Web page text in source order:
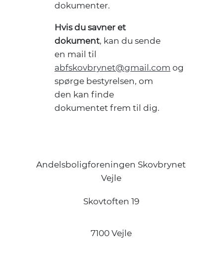
dokumenter.
Hvis du savner et
dokument, kan du sende
en mail til
abfskovbrynet@gmail.com og
spørge bestyrelsen, om
den kan finde
dokumentet frem til dig.
Andelsboligforeningen Skovbrynet
Vejle
Skovtoften 19
7100 Vejle